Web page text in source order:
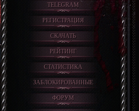
TELEGRAM
РЕГИСТРАЦИЯ
СКАЧАТЬ
РЕЙТИНГ
СТАТИСТИКА
ЗАБЛОКИРОВАННЫЕ
ФОРУМ